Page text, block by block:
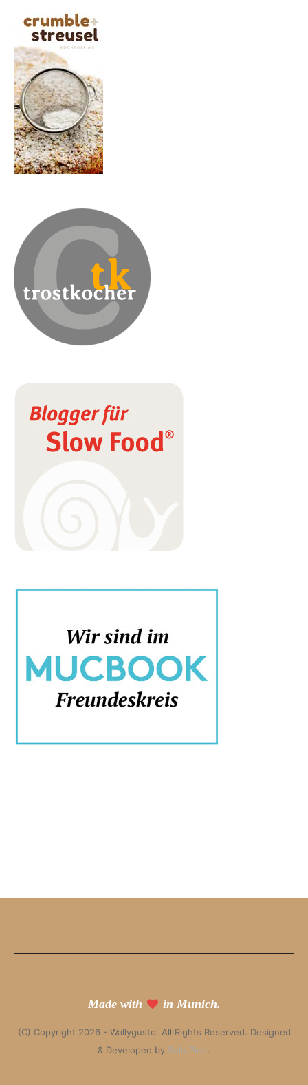
Made with in Munich.
(C) Copyright 2026 - Wallygusto. All Rights Reserved. Designed
& Developed by Solo Pine.